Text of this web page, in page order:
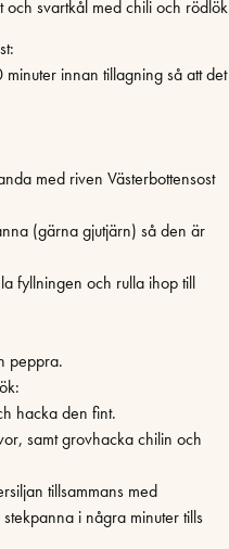
och svartkål med chili och rödlök
innan tillagning så att det
med riven Västerbottensost
(gärna gjutjärn) så den är
fyllningen och rulla ihop till
peppra.
hacka den fint.
samt grovhacka chilin och
tillsammans med
i några minuter tills